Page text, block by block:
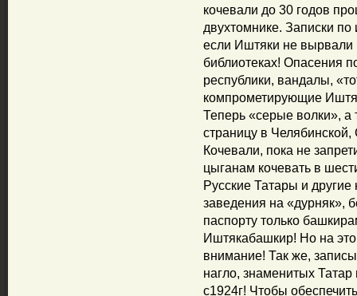
кочевали до 30 годов
двухтомнике. Записки
если Иштяки не вырвали
библиотеках! Опасения
республики, вандалы,
компрометирующие
Теперь «серые волки»,
страницу в
Кочевали, пока не
цыганам кочевать в
Русские Татары и
заведения на «дурняк»,
паспорту только
Иштякабашкир! Но на
внимание! Так же,
нагло, знаменитых
с1924г! Чтобы